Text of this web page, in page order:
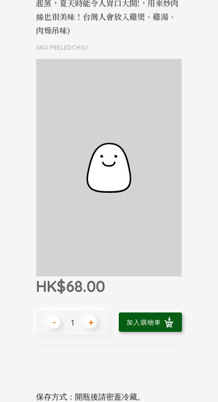
起蒸，夏天時能令人胃口大開!，用來炒肉
絲也很美味！台灣人會放入雞煲、雞湯、
肉燥吊味)
SKU:PEELEDCHILI
HK$68.00
- + 加入購物車
保存方式：開瓶後請密蓋冷藏。